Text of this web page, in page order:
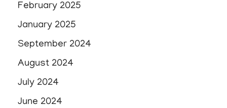
February 2025
January 2025
September 2024
August 2024
July 2024
June 2024